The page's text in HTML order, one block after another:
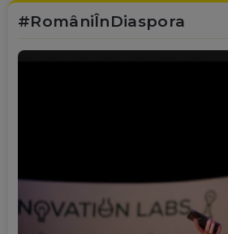
#RomâniÎnDiaspora